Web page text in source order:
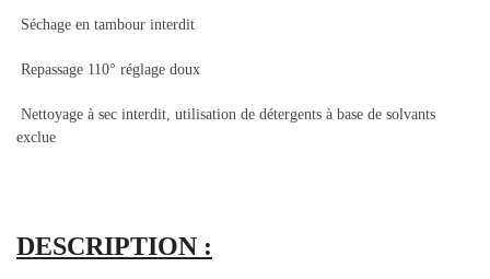
Séchage en tambour interdit
Repassage 110° réglage doux
Nettoyage à sec interdit, utilisation de détergents à base de solvants
exclue
DESCRIPTION :